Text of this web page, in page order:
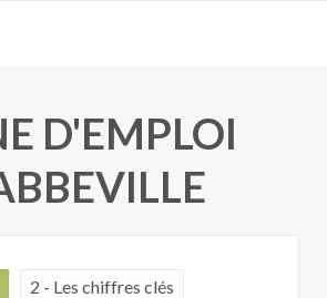
D'EMPLOI
2 - Les chiffres clés